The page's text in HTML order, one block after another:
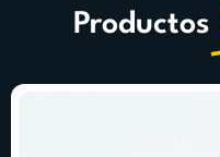
Productos